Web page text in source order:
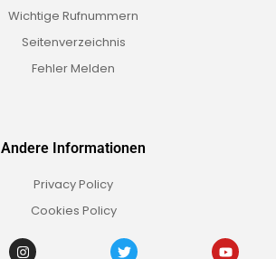
Wichtige Rufnummern
Seitenverzeichnis
Fehler Melden
Andere Informationen
Privacy Policy
Cookies Policy